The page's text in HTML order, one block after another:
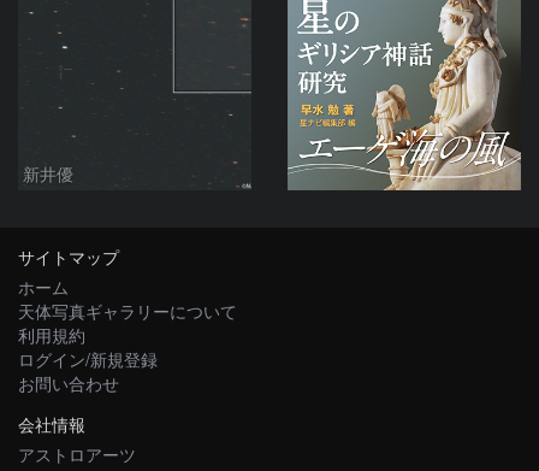
新井優
サイトマップ
ホーム
天体写真ギャラリーについて
利用規約
ログイン/新規登録
お問い合わせ
会社情報
アストロアーツ